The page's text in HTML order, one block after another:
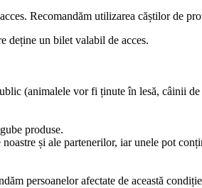
Recomandăm utilizarea căștilor de
deține un bilet valabil de acces.
(animalele vor fi ținute în lesă, câinii
produse.
și ale partenerilor, iar unele pot
persoanelor afectate de această